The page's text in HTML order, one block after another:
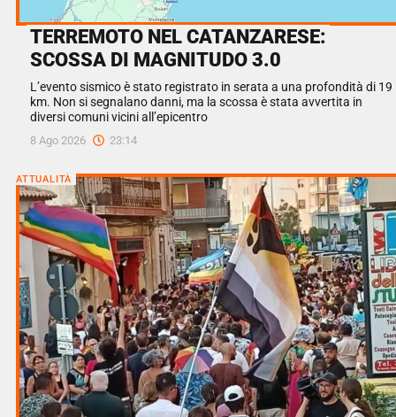
TERREMOTO NEL CATANZARESE:
SCOSSA DI MAGNITUDO 3.0
L’evento sismico è stato registrato in serata a una profondità di 19
km. Non si segnalano danni, ma la scossa è stata avvertita in
diversi comuni vicini all’epicentro
8 Ago 2026 23:14
ATTUALITÀ